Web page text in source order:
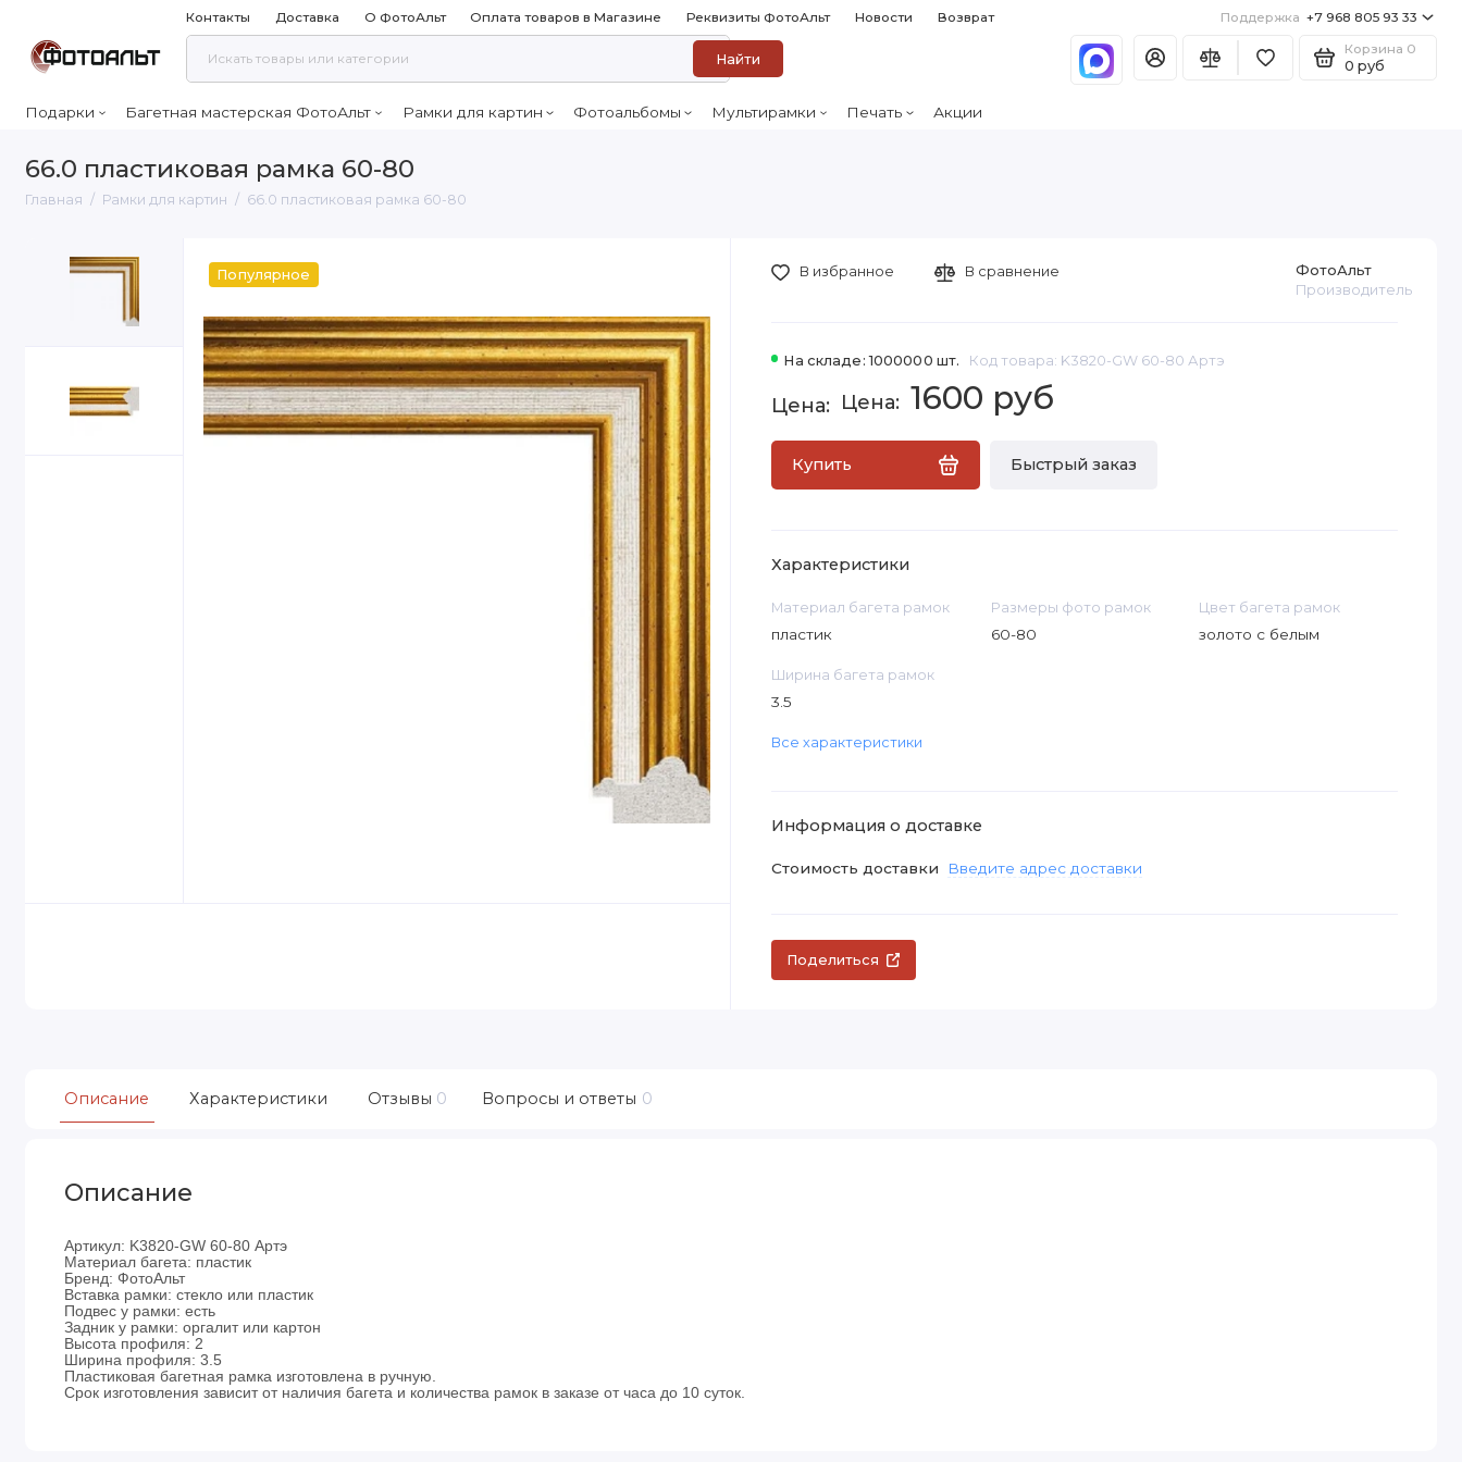
Контакты Доставка О ФотоАльт Оплата товаров в Магазине Реквизиты ФотоАльт Новости Возврат Поддержка +7 968 805 93 33
Найти
Корзина 0
0 руб
Подарки Багетная мастерская ФотоАльт Рамки для картин Фотоальбомы Мультирамки Печать Акции
66.0 пластиковая рамка 60-80
Главная Рамки для картин 66.0 пластиковая рамка 60-80
Популярное
На складе: 1000000 шт. Код товара: K3820-GW 60-80 Артэ
ФотоАльт
Производитель
1600 руб
Купить Быстрый заказ
В избранное В сравнение
Характеристики
Материал багета рамок
пластик
Размеры фото рамок
60-80
Цвет багета рамок
золото с белым
Ширина багета рамок
3.5
Все характеристики
Информация о доставке
Стоимость доставки Введите адрес доставки
Поделиться
Описание Характеристики Отзывы 0 Вопросы и ответы 0
Описание
Артикул: K3820-GW 60-80 Артэ
Материал багета: пластик
Бренд: ФотоАльт
Вставка рамки: стекло или пластик
Подвес у рамки: есть
Задник у рамки: оргалит или картон
Высота профиля: 2
Ширина профиля: 3.5
Пластиковая багетная рамка изготовлена в ручную.
Срок изготовления зависит от наличия багета и количества рамок в заказе от часа до 10 суток.